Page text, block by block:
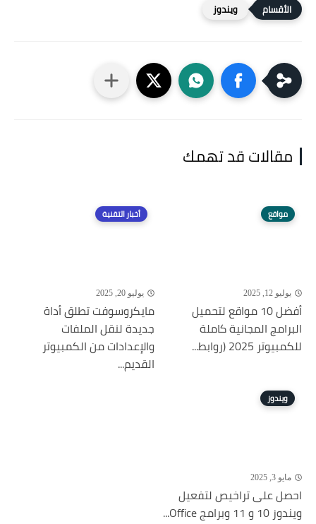
ويندوز
مقالات قد تهمك
مواقع
يوليو 12, 2025
أفضل 10 مواقع لتحميل
البرامج المجانية كاملة
للكمبيوتر 2025 (روابط...
أخبار التقنية
يوليو 20, 2025
مايكروسوفت تطلق أداة
جديدة لنقل الملفات
والإعدادات من الكمبيوتر
القديم...
ويندوز
مايو 3, 2025
احصل على تراخيص لتفعيل
ويندوز 10 و 11 وبرامج Office...